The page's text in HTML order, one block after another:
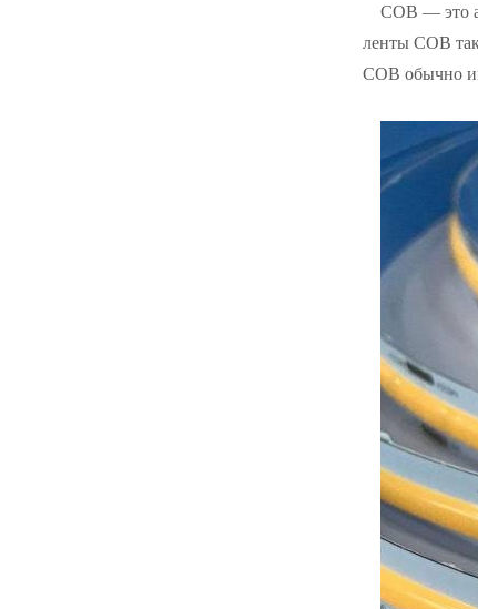
COB — это
ленты COB
COB обычно